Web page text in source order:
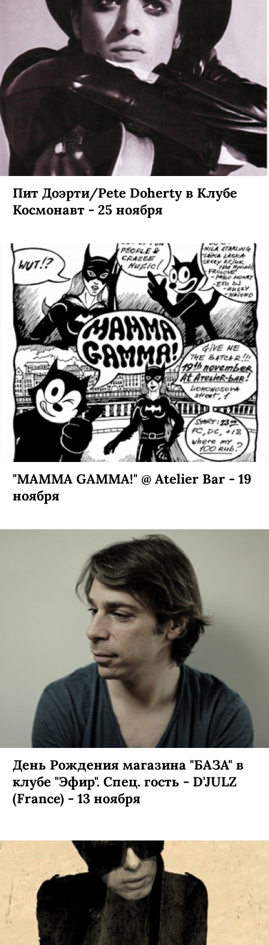
Пит Доэрти/Pete Doherty в Клубе
Космонавт - 25 ноября
"MAMMA GAMMA!" @ Atelier Bar - 19
ноября
День Рождения магазина "БАЗА" в
клубе "Эфир". Спец. гость - D'JULZ
(France) - 13 ноября